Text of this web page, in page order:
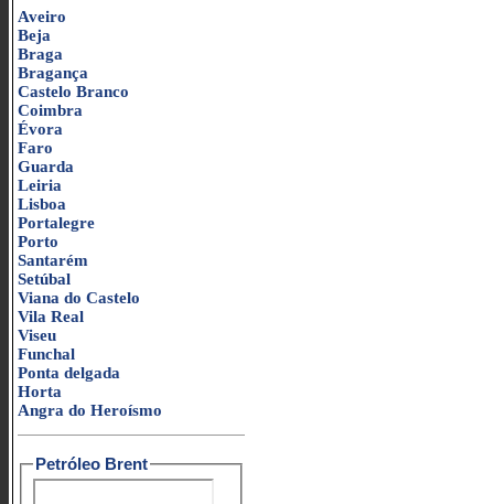
Aveiro
Beja
Braga
Bragança
Castelo Branco
Coimbra
Évora
Faro
Guarda
Leiria
Lisboa
Portalegre
Porto
Santarém
Setúbal
Viana do Castelo
Vila Real
Viseu
Funchal
Ponta delgada
Horta
Angra do Heroísmo
Petróleo Brent